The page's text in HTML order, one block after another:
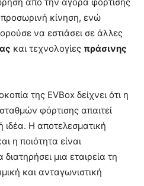
από την αγορά φόρτισης
κίνηση, ενώ
να εστιάσει σε άλλες
και τεχνολογίες πράσινης
της EVBox δείχνει ότι η
φόρτισης απαιτεί
Η αποτελεσματική
η ποιότητα είναι
μια εταιρεία τη
και ανταγωνιστική